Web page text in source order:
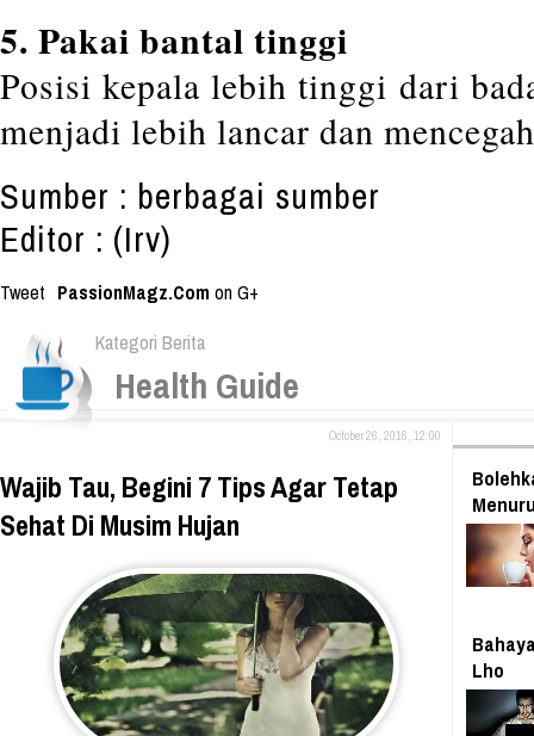
5. Pakai bantal tinggi
Posisi kepala lebih tinggi dari
menjadi lebih lancar dan
Sumber : berbagai sumber
Editor : (Irv)
Tweet PassionMagz.Com on G+
Kategori Berita
Health Guide
October 26, 2016, 12:00
Wajib Tau, Begini 7 Tips Agar Tetap
Sehat Di Musim Hujan
Lho